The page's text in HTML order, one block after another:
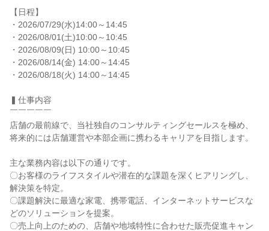
【日程】
・2026/07/29(水)14:00～14:45
・2026/08/01(土)10:00～10:45
・2026/08/09(日) 10:00～10:45
・2026/08/14(金) 14:00～14:45
・2026/08/18(火) 14:00～14:45
▍仕事内容
￣￣￣￣￣
店舗の最前線で、当社独自のコンサルティングセールスを極め、
将来的には店舗運営や本部企画に携わるキャリアを目指します。
主な業務内容は以下の通りです。
〇お客様のライフスタイルや潜在的な課題を深くヒアリングし、
解決策を特定。
〇課題解決に最適な家電、携帯電話、インターネットサービスな
どのソリューションを提案。
〇売上向上のための、店舗や地域特性に合わせた販売促進キャン